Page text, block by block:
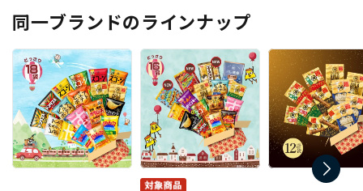
同一ブランドのラインナップ